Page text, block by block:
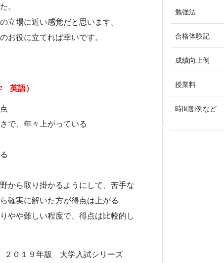
。
立場に近い感覚だと思います。
お役に立てれば幸いです。
英語）
で、年々上がっている
から取り掛かるようにして、苦手な
確実に解いた方が得点は上がる
やや難しい程度で、得点は比較的し
２０１９年版 大学入試シリーズ
勉強法
合格体験記
成績向上例
授業料
時間割例など